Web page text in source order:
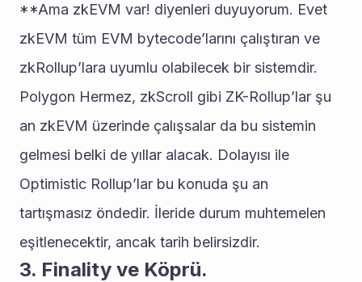
**Ama zkEVM var! diyenleri duyuyorum. Evet
zkEVM tüm EVM bytecode’larını çalıştıran ve
zkRollup’lara uyumlu olabilecek bir sistemdir.
Polygon Hermez, zkScroll gibi ZK-Rollup’lar şu
an zkEVM üzerinde çalışsalar da bu sistemin
gelmesi belki de yıllar alacak. Dolayısı ile
Optimistic Rollup’lar bu konuda şu an
tartışmasız öndedir. İleride durum muhtemelen
eşitlenecektir, ancak tarih belirsizdir.
3. Finality ve Köprü.